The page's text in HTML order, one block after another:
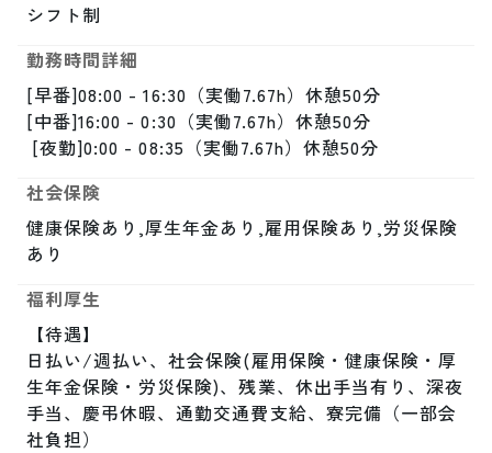
シフト制
勤務時間詳細
[早番]08:00 - 16:30（実働7.67h）休憩50分
[中番]16:00 - 0:30（実働7.67h）休憩50分
[夜勤]0:00 - 08:35（実働7.67h）休憩50分
社会保険
健康保険あり,厚生年金あり,雇用保険あり,労災保険
あり
福利厚生
【待遇】
日払い/週払い、社会保険(雇用保険・健康保険・厚
生年金保険・労災保険)、残業、休出手当有り、深夜
手当、慶弔休暇、通勤交通費支給、寮完備（一部会
社負担）